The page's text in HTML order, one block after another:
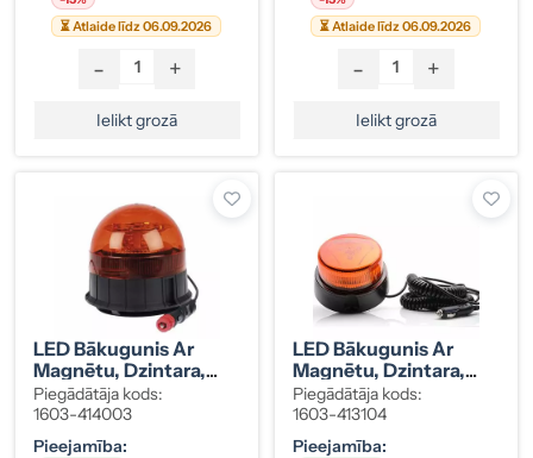
⏳ Atlaide līdz 06.09.2026
- +
Ielikt grozā
⏳ Atlaide līdz 06.09.2026
- +
Ielikt grozā
LED Bākugunis Ar
Magnētu, Dzintara,
12/24V, 142x135 Mm,
ECE R65
Piegādātāja kods:
1603-414003
Pieejamība:
LED Bākugunis Ar
Magnētu, Dzintara,
12/24V, DIN
Stiprinājums, 162x99
Mm, ECE R65
Piegādātāja kods:
1603-413104
Pieejamība: